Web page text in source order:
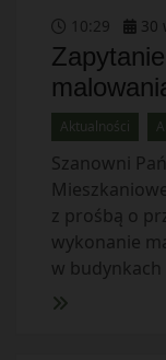
10 29 30
Aktualności
Szanowni
z prośbą o
wykonanie
w